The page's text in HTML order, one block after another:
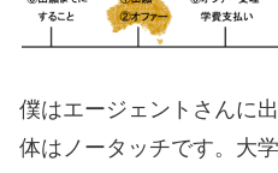
僕はエージェントさんに
体はノータッチです。大